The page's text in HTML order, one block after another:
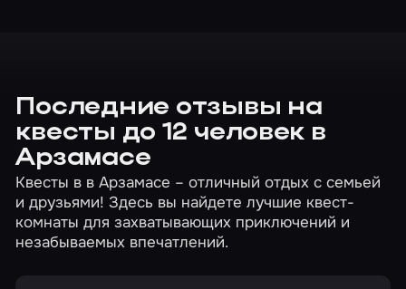
Последние отзывы на
квесты до 12 человек в
Арзамасе
Квесты в в Арзамасе – отличный отдых с семьей
и друзьями! Здесь вы найдете лучшие квест-
комнаты для захватывающих приключений и
незабываемых впечатлений.